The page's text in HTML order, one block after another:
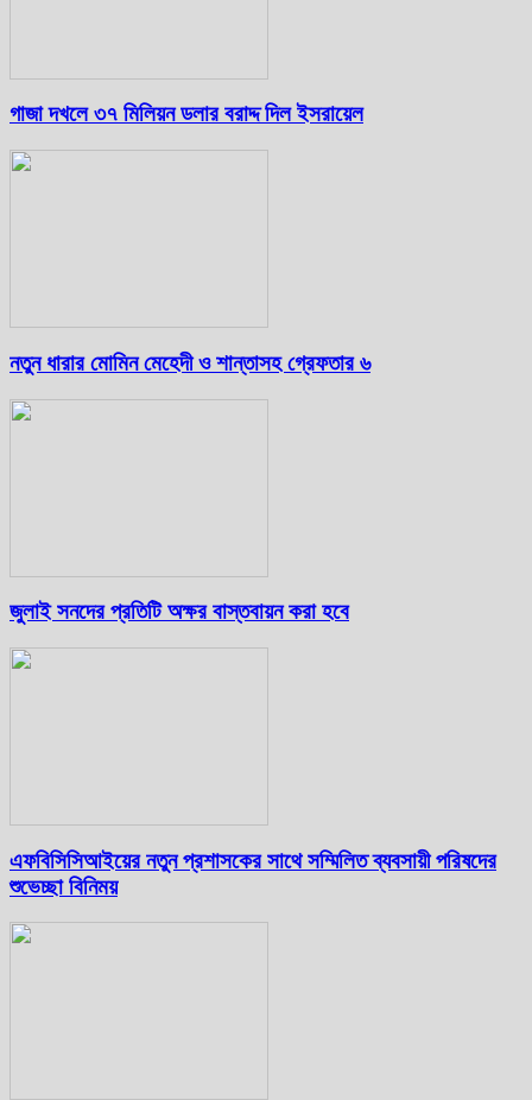
গাজা দখলে ৩৭ মিলিয়ন ডলার বরাদ্দ দিল ইসরায়েল
নতুন ধারার মোমিন মেহেদী ও শান্তাসহ গ্রেফতার ৬
জুলাই সনদের প্রতিটি অক্ষর বাস্তবায়ন করা হবে
এফবিসিসিআইয়ের নতুন প্রশাসকের সাথে সম্মিলিত ব্যবসায়ী পরিষদের
শুভেচ্ছা বিনিময়